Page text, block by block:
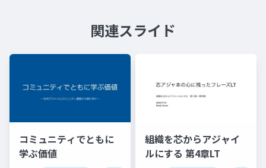
関連スライド
コミュニティでともに
学ぶ価値
組織を芯からアジャイ
ルにする 第4章LT